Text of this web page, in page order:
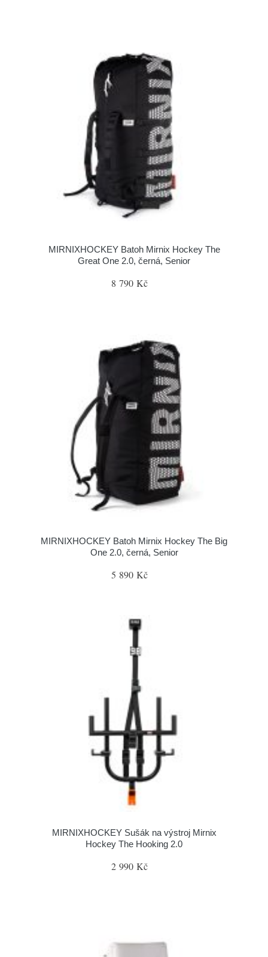
MIRNIXHOCKEY Batoh Mirnix Hockey The
Great One 2.0, černá, Senior
8 790 Kč
MIRNIXHOCKEY Batoh Mirnix Hockey The Big
One 2.0, černá, Senior
5 890 Kč
MIRNIXHOCKEY Sušák na výstroj Mirnix
Hockey The Hooking 2.0
2 990 Kč